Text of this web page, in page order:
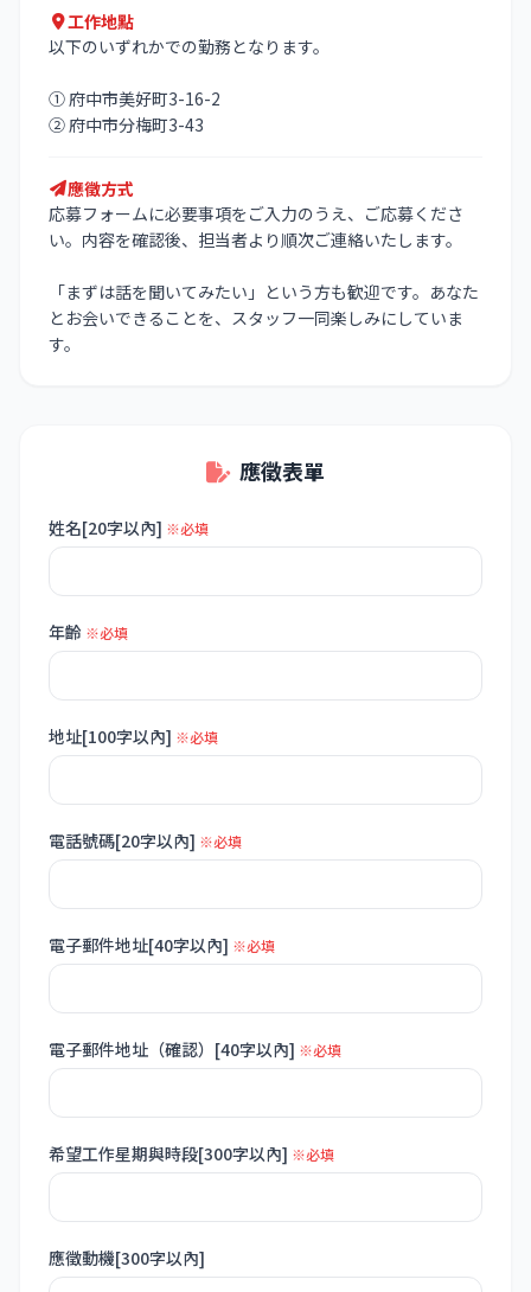
工作地點
以下のいずれかでの勤務となります。
① 府中市美好町3-16-2
② 府中市分梅町3-43
應徵方式
応募フォームに必要事項をご入力のうえ、ご応募くださ
い。内容を確認後、担当者より順次ご連絡いたします。
「まずは話を聞いてみたい」という方も歓迎です。あなた
とお会いできることを、スタッフ一同楽しみにしていま
す。
應徵表單
姓名[20字以內] ※必填
年齡 ※必填
地址[100字以內] ※必填
電話號碼[20字以內] ※必填
電子郵件地址[40字以內] ※必填
電子郵件地址（確認）[40字以內] ※必填
希望工作星期與時段[300字以內] ※必填
應徵動機[300字以內]